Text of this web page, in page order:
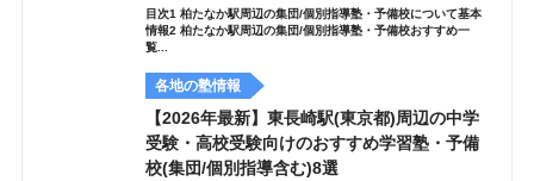
目次1 柏たなか駅周辺の集団/個別指導塾・予備校について基本
情報2 柏たなか駅周辺の集団/個別指導塾・予備校おすすめ一
覧...
各地の塾情報
【2026年最新】東長崎駅(東京都)周辺の中学
受験・高校受験向けのおすすめ学習塾・予備
校(集団/個別指導含む)8選